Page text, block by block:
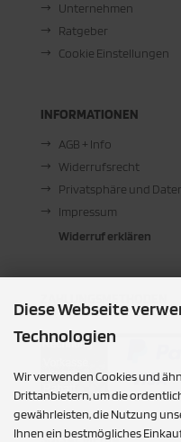
Unternehmen
Ratgeber
Cookie Einstellungen
INFORMATIONEN
AGB + Info
Widerrufsrecht
Privatsphäre und
Impressum
Widerruf erklären
Diese Webseite
Technologien
Wir verwenden Cookies und
Drittanbietern, um die
gewährleisten, die Nutzung
Ihnen ein bestmögliches